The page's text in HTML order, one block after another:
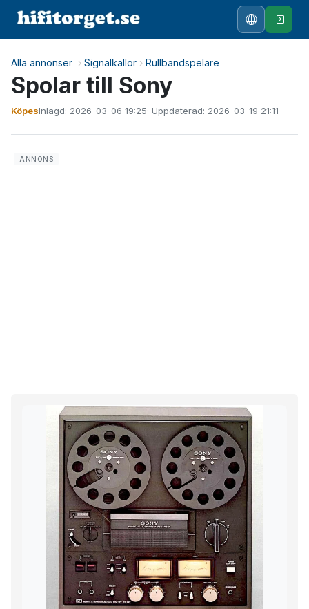
Alla annonser › Signalkällor › Rullbandspelare
Spolar till Sony
KöpesInlagd: 2026-03-06 19:25· Uppdaterad: 2026-03-19 21:11